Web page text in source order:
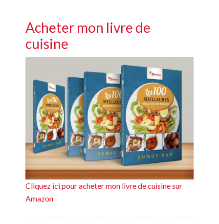
Acheter mon livre de
cuisine
Cliquez ici pour acheter mon livre de cuisine sur
Amazon